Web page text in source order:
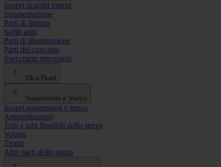
Scopri ricambi interni
Strumentazione
Parti di finitura
Sedili auto
Parti di illuminazione
Parti del cruscotto
Specchietti retrovisori
Oli e Fluidi
Sospensioni e Sterzo
Scopri sospensioni e sterzo
Ammortizzatori
Tubi e tubi flessibili dello sterzo
Volanti
Tiranti
Altre parti dello sterzo